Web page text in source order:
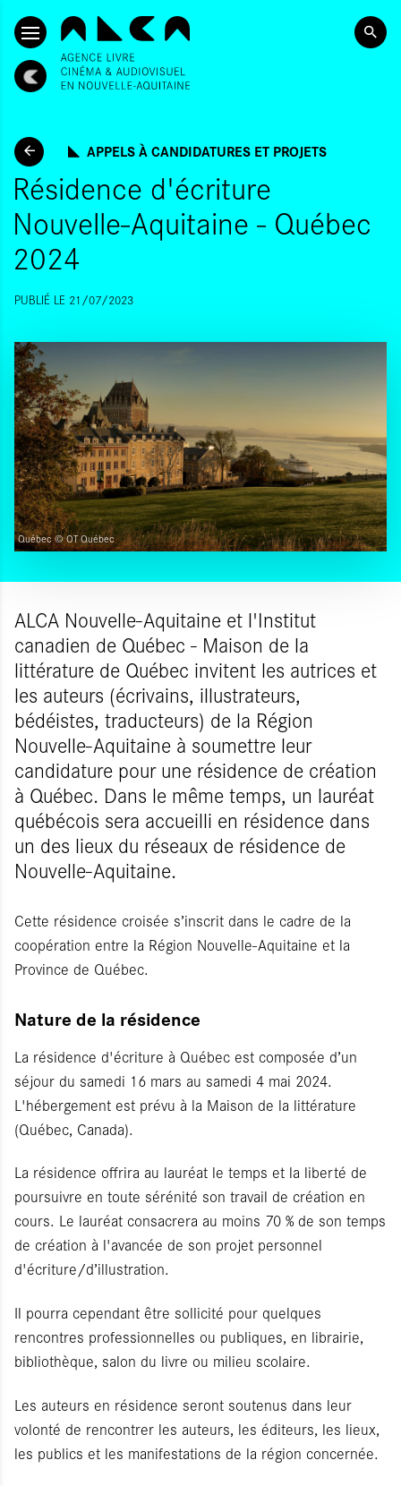
ALLER AU CONTENU PRINCIPAL
APPELS À CANDIDATURES ET PROJETS
Résidence d'écriture
Nouvelle-Aquitaine - Québec
2024
PUBLIÉ LE 21/07/2023
Québec © OT Québec
ALCA Nouvelle-Aquitaine et l'Institut
canadien de Québec - Maison de la
littérature de Québec invitent les autrices et
les auteurs (écrivains, illustrateurs,
bédéistes, traducteurs) de la Région
Nouvelle-Aquitaine à soumettre leur
candidature pour une résidence de création
à Québec. Dans le même temps, un lauréat
québécois sera accueilli en résidence dans
un des lieux du réseaux de résidence de
Nouvelle-Aquitaine.
Cette résidence croisée s’inscrit dans le cadre de la
coopération entre la Région Nouvelle-Aquitaine et la
Province de Québec.
Nature de la résidence
La résidence d'écriture à Québec est composée d’un
séjour du samedi 16 mars au samedi 4 mai 2024.
L'hébergement est prévu à la Maison de la littérature
(Québec, Canada).
La résidence offrira au lauréat le temps et la liberté de
poursuivre en toute sérénité son travail de création en
cours. Le lauréat consacrera au moins 70 % de son temps
de création à l'avancée de son projet personnel
d'écriture/d’illustration.
Il pourra cependant être sollicité pour quelques
rencontres professionnelles ou publiques, en librairie,
bibliothèque, salon du livre ou milieu scolaire.
Les auteurs en résidence seront soutenus dans leur
volonté de rencontrer les auteurs, les éditeurs, les lieux,
les publics et les manifestations de la région concernée.